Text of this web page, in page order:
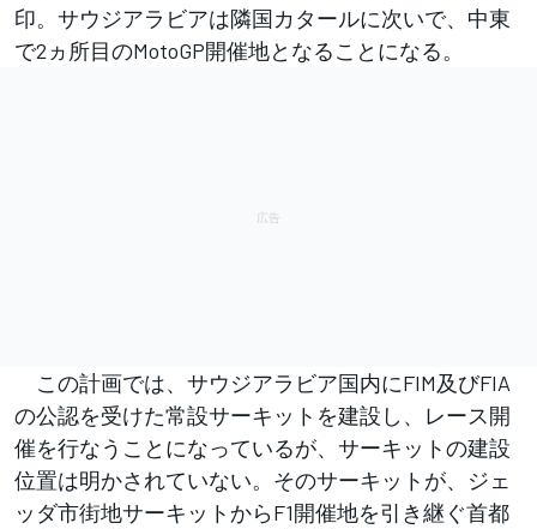
印。サウジアラビアは隣国カタールに次いで、中東
で2ヵ所目のMotoGP開催地となることになる。
この計画では、サウジアラビア国内にFIM及びFIA
の公認を受けた常設サーキットを建設し、レース開
催を行なうことになっているが、 サーキットの建設
位置は明かされていない。そのサーキットが、ジェ
ッダ市街地サーキットからF1開催地を引き継ぐ首都